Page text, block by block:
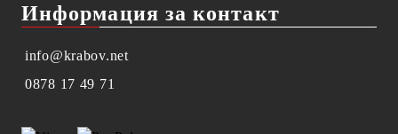
Информация за контакт
info@krabov.net
0878 17 49 71